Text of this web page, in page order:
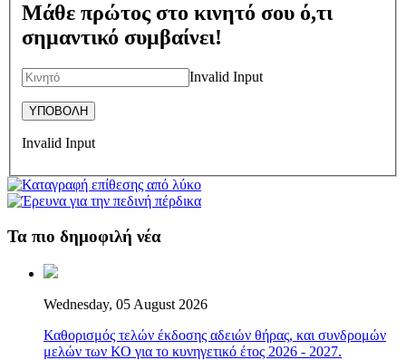
Μάθε πρώτος στο κινητό σου ό,τι
σημαντικό συμβαίνει!
Invalid Input
Invalid Input
Τα πιο δημοφιλή νέα
Wednesday, 05 August 2026
Καθορισμός τελών έκδοσης αδειών θήρας, και συνδρομών
μελών των ΚΟ για το κυνηγετικό έτος 2026 - 2027.